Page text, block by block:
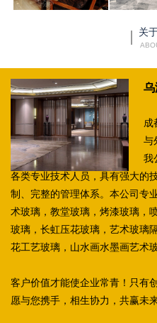
关
乌
成
与
我
各类专业技术人员，具有强大的
制、完整的管理体系。本公司专
术玻璃，教堂玻璃，烤漆玻璃，
玻璃，长虹压花玻璃，艺术玻璃
花工艺玻璃，山水画水墨画艺术
客户价值才能使企业常青！只有
愿与您携手，相生协力，共赢未来